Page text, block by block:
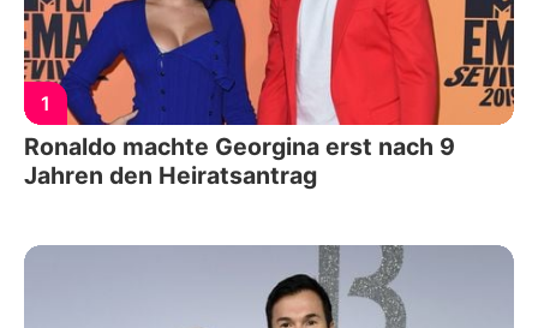
1
Ronaldo machte Georgina erst nach 9
Jahren den Heiratsantrag